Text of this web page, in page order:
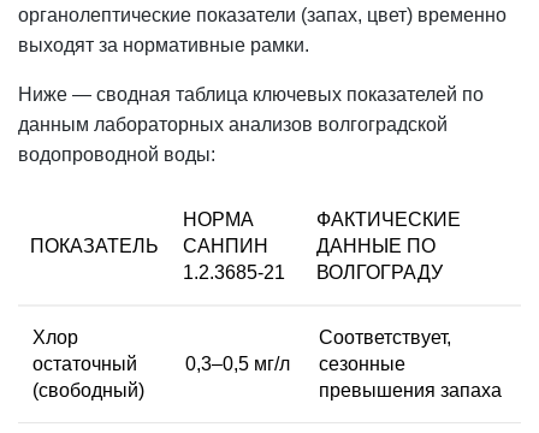
органолептические показатели (запах, цвет) временно
выходят за нормативные рамки.
Ниже — сводная таблица ключевых показателей по
данным лабораторных анализов волгоградской
водопроводной воды:
ПОКАЗАТЕЛЬ
НОРМА
САНПИН
1.2.3685-21
ФАКТИЧЕСКИЕ
ДАННЫЕ ПО
ВОЛГОГРАДУ
Хлор
остаточный
(свободный)
0,3–0,5 мг/л
Соответствует,
сезонные
превышения запаха